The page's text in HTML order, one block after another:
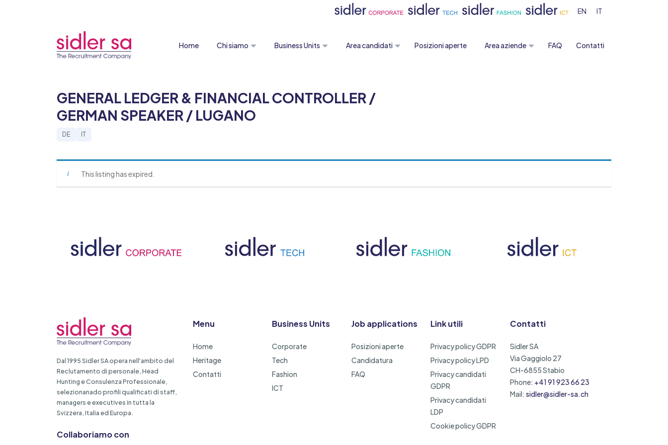
EN IT
Home Chi siamo Business Units Area candidati Posizioni aperte Area aziende FAQ Contatti
GENERAL LEDGER & FINANCIAL CONTROLLER /
GERMAN SPEAKER / LUGANO
DE IT
This listing has expired.
Dal 1995 Sidler SA opera nell'ambito del
Reclutamento di personale, Head
Hunting e Consulenza Professionale,
selezionanado profili qualificati di staff,
managers e executives in tutta la
Svizzera, Italia ed Europa.
Collaboriamo con
Menu
Home
Heritage
Contatti
Business Units
Corporate
Tech
Fashion
ICT
Job applications
Posizioni aperte
Candidatura
FAQ
Link utili
Privacy policy GDPR
Privacy policy LPD
Privacy candidati
GDPR
Privacy candidati
LDP
Cookie policy GDPR
Contatti
Sidler SA
Via Gaggiolo 27
CH-6855 Stabio
Phone: +41 91 923 66 23
Mail: sidler@sidler-sa.ch